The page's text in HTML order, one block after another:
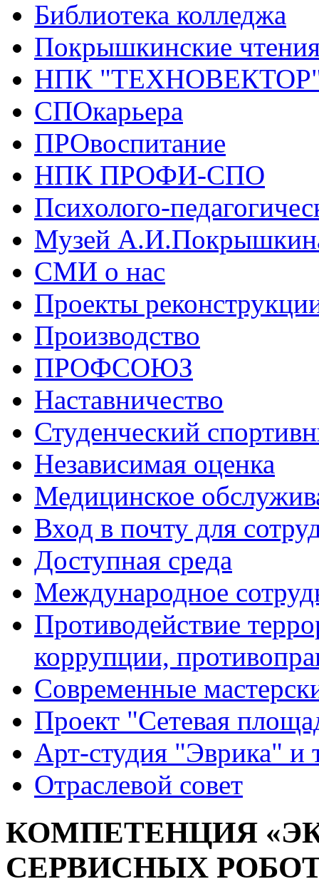
Библиотека колледжа
Покрышкинские
НПК
СПОкарьера
ПРОвоспитание
НПК ПРОФИ-СПО
Психолого-
Музей
СМИ о нас
Проекты
Производство
ПРОФСОЮЗ
Наставничество
Студенческий
Независимая оценка
Медицинское
Вход в почту для
Доступная среда
Международное
Противодействие
коррупции,
Современные
Проект "Сетевая
Арт-студия "Эврика" и
Отраслевой совет
КОМПЕТЕНЦИЯ
СЕРВИСНЫХ